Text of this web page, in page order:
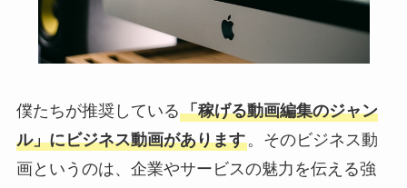
僕たちが推奨している「稼げる動画編集のジャン
ル」にビジネス動画があります。そのビジネス動
画というのは、企業やサービスの魅力を伝える強